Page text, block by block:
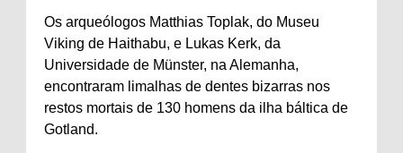
Os arqueólogos Matthias Toplak, do Museu
Viking de Haithabu, e Lukas Kerk, da
Universidade de Münster, na Alemanha,
encontraram limalhas de dentes bizarras nos
restos mortais de 130 homens da ilha báltica de
Gotland.